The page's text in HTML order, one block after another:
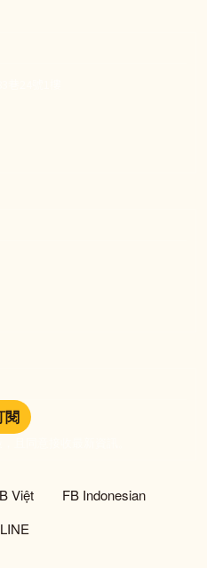
閱
Việt
FB Indonesian
LINE